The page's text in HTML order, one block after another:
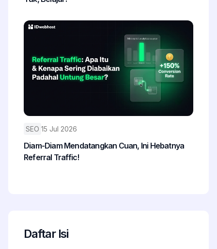
SEO 15 Jul 2026
Diam-Diam Mendatangkan Cuan, Ini Hebatnya
Referral Traffic!
Daftar Isi